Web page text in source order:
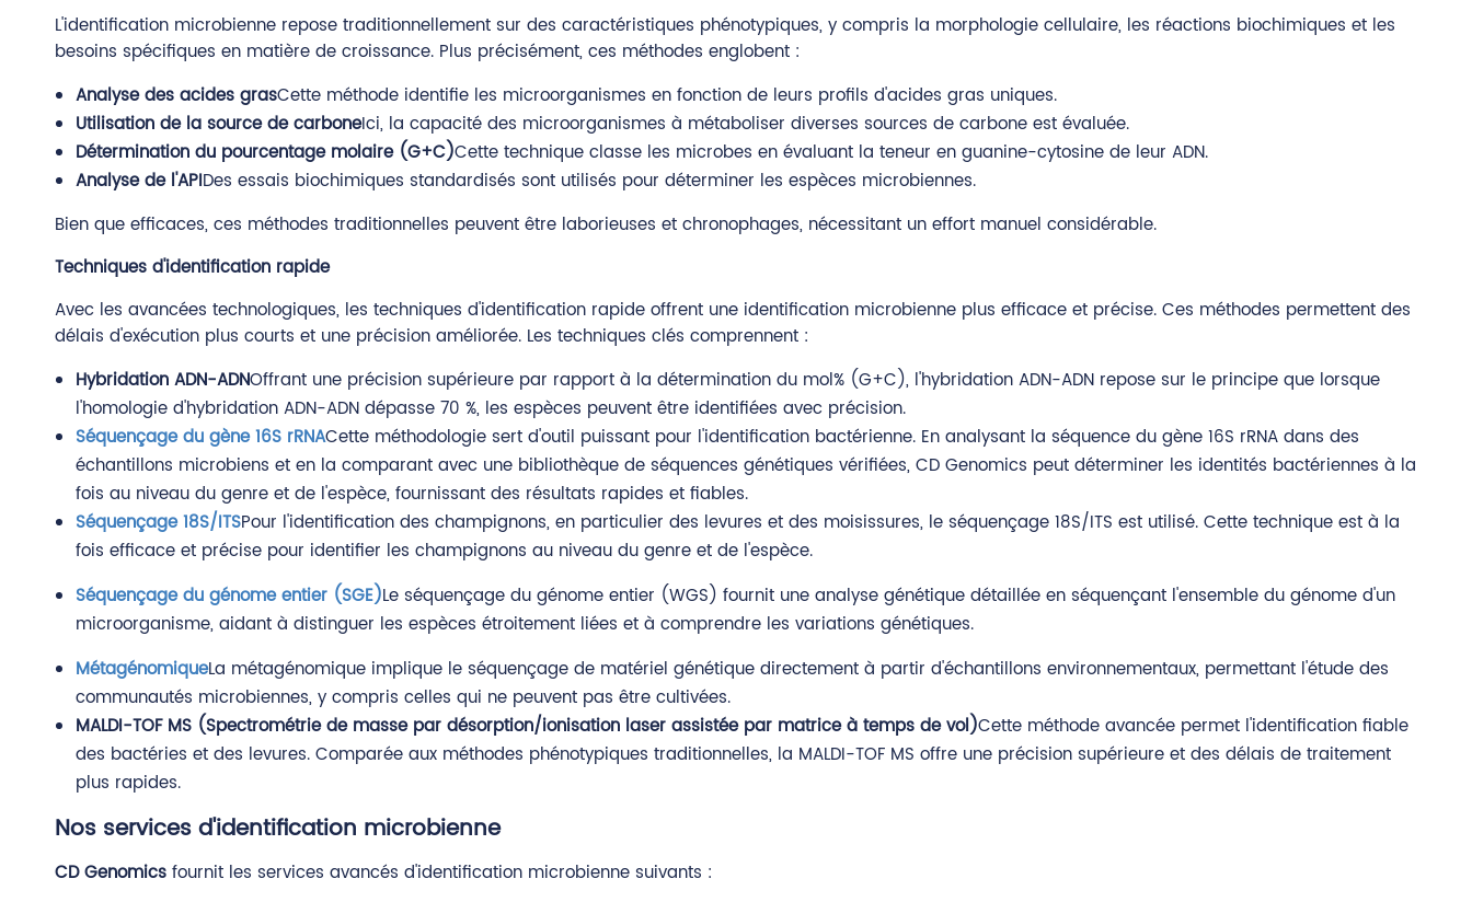
L'identification microbienne repose traditionnellement sur des caractéristiques phénotypiques, y compris la morphologie cellulaire, les réactions biochimiques et les
besoins spécifiques en matière de croissance. Plus précisément, ces méthodes englobent :
Analyse des acides grasCette méthode identifie les microorganismes en fonction de leurs profils d'acides gras uniques.
Utilisation de la source de carboneIci, la capacité des microorganismes à métaboliser diverses sources de carbone est évaluée.
Détermination du pourcentage molaire (G+C)Cette technique classe les microbes en évaluant la teneur en guanine-cytosine de leur ADN.
Analyse de l'APIDes essais biochimiques standardisés sont utilisés pour déterminer les espèces microbiennes.
Bien que efficaces, ces méthodes traditionnelles peuvent être laborieuses et chronophages, nécessitant un effort manuel considérable.
Techniques d'identification rapide
Avec les avancées technologiques, les techniques d'identification rapide offrent une identification microbienne plus efficace et précise. Ces méthodes permettent des
délais d'exécution plus courts et une précision améliorée. Les techniques clés comprennent :
Hybridation ADN-ADNOffrant une précision supérieure par rapport à la détermination du mol% (G+C), l'hybridation ADN-ADN repose sur le principe que lorsque
l'homologie d'hybridation ADN-ADN dépasse 70 %, les espèces peuvent être identifiées avec précision.
Séquençage du gène 16S rRNACette méthodologie sert d'outil puissant pour l'identification bactérienne. En analysant la séquence du gène 16S rRNA dans des
échantillons microbiens et en la comparant avec une bibliothèque de séquences génétiques vérifiées, CD Genomics peut déterminer les identités bactériennes à la
fois au niveau du genre et de l'espèce, fournissant des résultats rapides et fiables.
Séquençage 18S/ITSPour l'identification des champignons, en particulier des levures et des moisissures, le séquençage 18S/ITS est utilisé. Cette technique est à la
fois efficace et précise pour identifier les champignons au niveau du genre et de l'espèce.
Séquençage du génome entier (SGE)Le séquençage du génome entier (WGS) fournit une analyse génétique détaillée en séquençant l'ensemble du génome d'un
microorganisme, aidant à distinguer les espèces étroitement liées et à comprendre les variations génétiques.
MétagénomiqueLa métagénomique implique le séquençage de matériel génétique directement à partir d'échantillons environnementaux, permettant l'étude des
communautés microbiennes, y compris celles qui ne peuvent pas être cultivées.
MALDI-TOF MS (Spectrométrie de masse par désorption/ionisation laser assistée par matrice à temps de vol)Cette méthode avancée permet l'identification fiable
des bactéries et des levures. Comparée aux méthodes phénotypiques traditionnelles, la MALDI-TOF MS offre une précision supérieure et des délais de traitement
plus rapides.
Nos services d'identification microbienne
CD Genomics fournit les services avancés d'identification microbienne suivants :